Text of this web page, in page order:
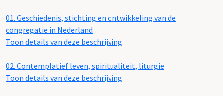
01. Geschiedenis, stichting en ontwikkeling van de
congregatie in Nederland
Toon details van deze beschrijving
02. Contemplatief leven, spiritualiteit, liturgie
Toon details van deze beschrijving